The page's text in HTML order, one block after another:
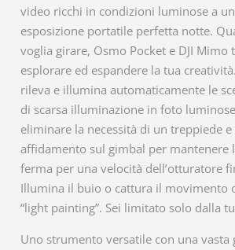
video ricchi in condizioni luminose a
esposizione portatile perfetta notte.
voglia girare, Osmo Pocket e DJI
esplorare ed espandere la tua
rileva e illumina automaticamente le
di scarsa illuminazione in foto
eliminare la necessità di un treppiede
affidamento sul gimbal per mantenere
ferma per una velocità dell’otturatore
Illumina il buio o cattura il movimento
“light painting”. Sei limitato solo dalla
Uno strumento versatile con una vasta